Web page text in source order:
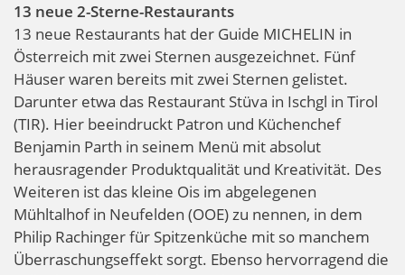
13 neue 2-Sterne-Restaurants
13 neue Restaurants hat der Guide MICHELIN in
Österreich mit zwei Sternen ausgezeichnet. Fünf
Häuser waren bereits mit zwei Sternen gelistet.
Darunter etwa das Restaurant Stüva in Ischgl in Tirol
(TIR). Hier beeindruckt Patron und Küchenchef
Benjamin Parth in seinem Menü mit absolut
herausragender Produktqualität und Kreativität. Des
Weiteren ist das kleine Ois im abgelegenen
Mühltalhof in Neufelden (OOE) zu nennen, in dem
Philip Rachinger für Spitzenküche mit so manchem
Überraschungseffekt sorgt. Ebenso hervorragend die